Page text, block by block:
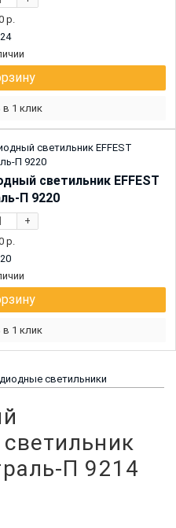
р.
в 1 клик
светильник EFFEST
П 9220
+
р.
в 1 клик
светильники
П 9214